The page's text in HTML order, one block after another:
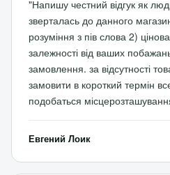
"Напишу честний відгук як
зверталась до данного
розуміння з пів слова 2)
залежності від ваших
замовлення. за відсутності
замовити в короткий термін
подобаться
Евгений Лоик